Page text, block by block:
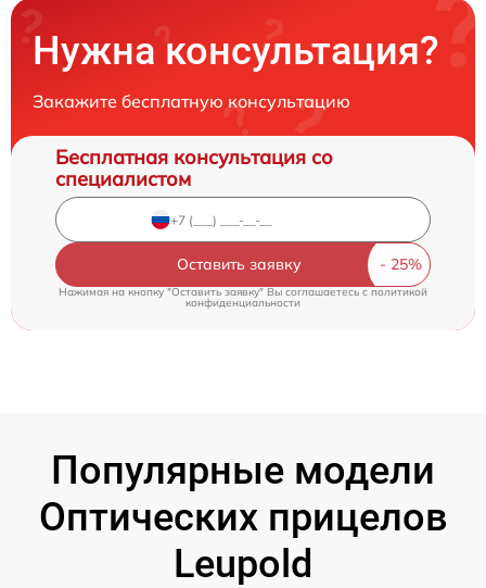
Нужна консультация?
Закажите бесплатную консультацию
Бесплатная консультация со
специалистом
Оставить заявку
Нажимая на кнопку "Оставить заявку" Вы соглашаетесь cполитикой
конфиденциальности
Популярные модели
Оптических прицелов
Leupold